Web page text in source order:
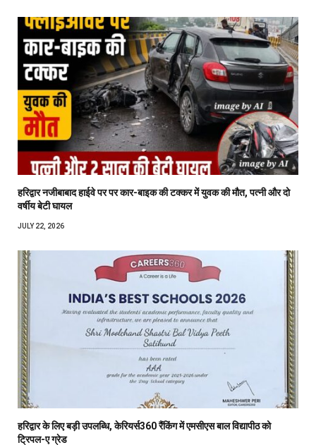
हरिद्वार नजीबाबाद हाईवे पर पर कार-बाइक की टक्कर में युवक की मौत, पत्नी और दो
वर्षीय बेटी घायल
JULY 22, 2026
हरिद्वार के लिए बड़ी उपलब्धि, केरियर्स360 रैंकिंग में एमसीएस बाल विद्यापीठ को
ट्रिपल-ए ग्रेड